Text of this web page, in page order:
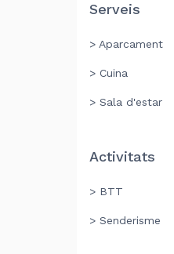
Serveis
> Aparcament
> Cuina
> Sala d'estar
Activitats
> BTT
> Senderisme